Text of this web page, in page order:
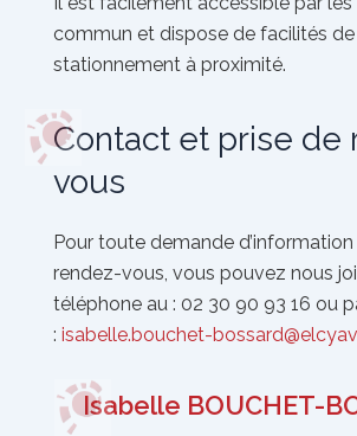
commun et dispose de facilités de
stationnement à proximité.
Contact et prise de
vous
Pour toute demande
rendez-vous, vous pouvez nous
téléphone au : 02 30 90 93 16 ou
: isabelle.bouchet-
Isabelle BOUCHET-